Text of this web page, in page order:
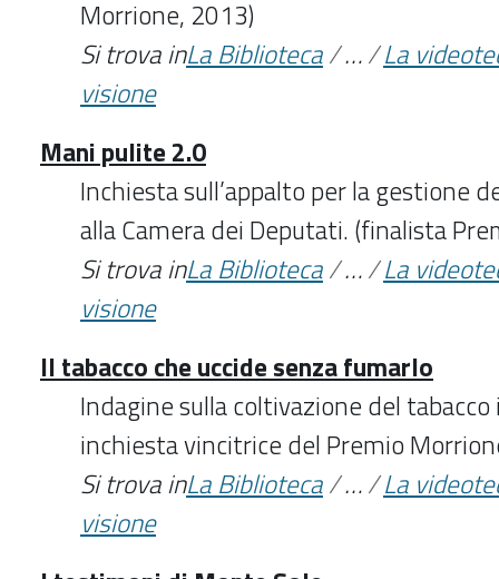
Morrione, 2013)
Si trova inLa Biblioteca/…/La
visione
Mani pulite 2.0
Inchiesta sull’appalto per la gestione
alla Camera dei Deputati. (finalista
Si trova inLa Biblioteca/…/La
visione
Il tabacco che uccide senza fumarlo
Indagine sulla coltivazione del
inchiesta vincitrice del Premio
Si trova inLa Biblioteca/…/La
visione